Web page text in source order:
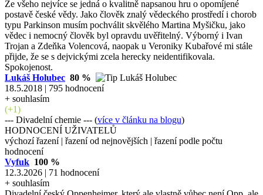
Ze všeho nejvíce se jedná o kvalitně napsanou hru o opomíjené
postavě české vědy. Jako člověk znalý vědeckého prostředí i chorob
typu Parkinson musím pochválit skvělého Martina Myšičku, jako
vědec i nemocný člověk byl opravdu uvěřitelný. Výborný i Ivan
Trojan a Zdeňka Volencová, naopak u Veroniky Kubařové mi stále
přijde, že se s dejvickými zcela herecky neidentifikovala.
Spokojenost.
Lukáš Holubec 80 %
18.5.2018 | 795 hodnocení
+ souhlasím
(+1)
--- Divadelní chemie --- (více v článku na blogu)
HODNOCENÍ UŽIVATELŮ
výchozí řazení| řazení od nejnovějších | řazení podle počtu
hodnocení
Vyfuk 100 %
12.3.2026 | 71 hodnocení
+ souhlasím